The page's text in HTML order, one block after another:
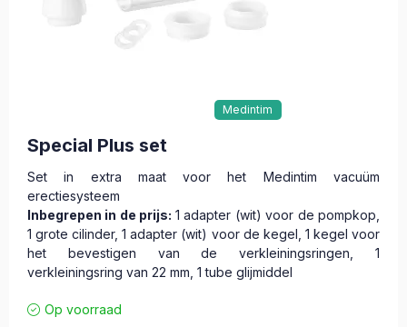
Medintim
Special Plus set
Set in extra maat voor het Medintim vacuüm
erectiesysteem
Inbegrepen in de prijs: 1 adapter (wit) voor de pompkop,
1 grote cilinder, 1 adapter (wit) voor de kegel, 1 kegel voor
het bevestigen van de verkleiningsringen, 1
verkleiningsring van 22 mm, 1 tube glijmiddel
Op voorraad